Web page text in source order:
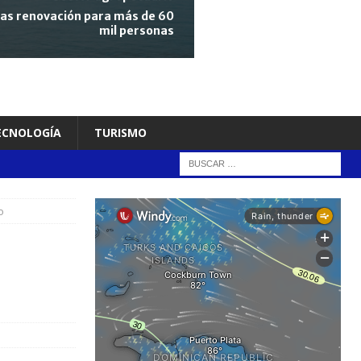
renovación para más de 60
mil personas
TURISMO